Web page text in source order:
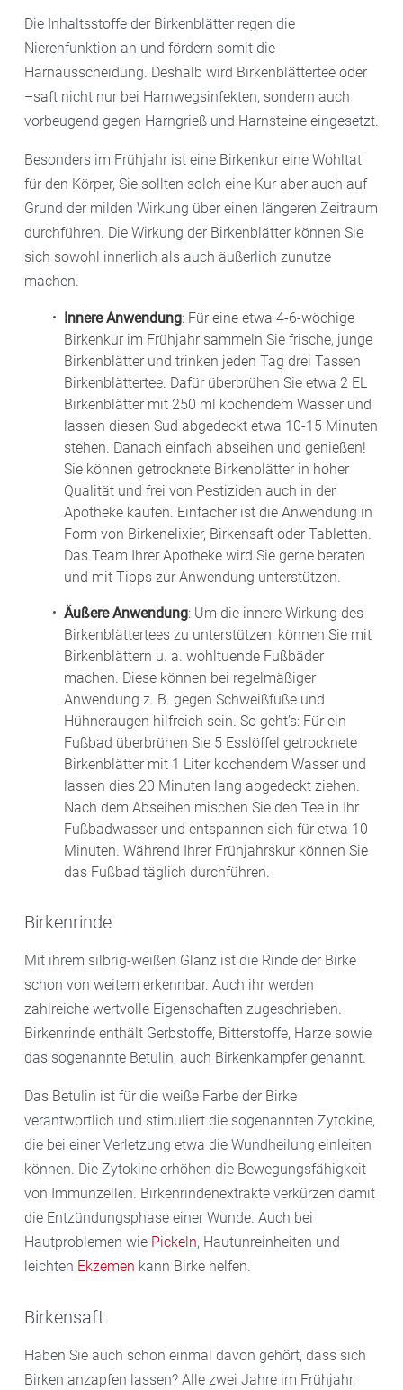
Die Inhaltsstoffe der Birkenblätter regen die
Nierenfunktion an und fördern somit die
Harnausscheidung. Deshalb wird Birkenblättertee oder
–saft nicht nur bei Harnwegsinfekten, sondern auch
vorbeugend gegen Harngrieß und Harnsteine eingesetzt.
Besonders im Frühjahr ist eine Birkenkur eine Wohltat
für den Körper, Sie sollten solch eine Kur aber auch auf
Grund der milden Wirkung über einen längeren Zeitraum
durchführen. Die Wirkung der Birkenblätter können Sie
sich sowohl innerlich als auch äußerlich zunutze
machen.
Innere Anwendung: Für eine etwa 4-6-wöchige
Birkenkur im Frühjahr sammeln Sie frische, junge
Birkenblätter und trinken jeden Tag drei Tassen
Birkenblättertee. Dafür überbrühen Sie etwa 2 EL
Birkenblätter mit 250 ml kochendem Wasser und
lassen diesen Sud abgedeckt etwa 10-15 Minuten
stehen. Danach einfach abseihen und genießen!
Sie können getrocknete Birkenblätter in hoher
Qualität und frei von Pestiziden auch in der
Apotheke kaufen. Einfacher ist die Anwendung in
Form von Birkenelixier, Birkensaft oder Tabletten.
Das Team Ihrer Apotheke wird Sie gerne beraten
und mit Tipps zur Anwendung unterstützen.
Äußere Anwendung: Um die innere Wirkung des
Birkenblättertees zu unterstützen, können Sie mit
Birkenblättern u. a. wohltuende Fußbäder
machen. Diese können bei regelmäßiger
Anwendung z. B. gegen Schweißfüße und
Hühneraugen hilfreich sein. So geht’s: Für ein
Fußbad überbrühen Sie 5 Esslöffel getrocknete
Birkenblätter mit 1 Liter kochendem Wasser und
lassen dies 20 Minuten lang abgedeckt ziehen.
Nach dem Abseihen mischen Sie den Tee in Ihr
Fußbadwasser und entspannen sich für etwa 10
Minuten. Während Ihrer Frühjahrskur können Sie
das Fußbad täglich durchführen.
Birkenrinde
Mit ihrem silbrig-weißen Glanz ist die Rinde der Birke
schon von weitem erkennbar. Auch ihr werden
zahlreiche wertvolle Eigenschaften zugeschrieben.
Birkenrinde enthält Gerbstoffe, Bitterstoffe, Harze sowie
das sogenannte Betulin, auch Birkenkampfer genannt.
Das Betulin ist für die weiße Farbe der Birke
verantwortlich und stimuliert die sogenannten Zytokine,
die bei einer Verletzung etwa die Wundheilung einleiten
können. Die Zytokine erhöhen die Bewegungsfähigkeit
von Immunzellen. Birkenrindenextrakte verkürzen damit
die Entzündungsphase einer Wunde. Auch bei
Hautproblemen wie Pickeln, Hautunreinheiten und
leichten Ekzemen kann Birke helfen.
Birkensaft
Haben Sie auch schon einmal davon gehört, dass sich
Birken anzapfen lassen? Alle zwei Jahre im Frühjahr,